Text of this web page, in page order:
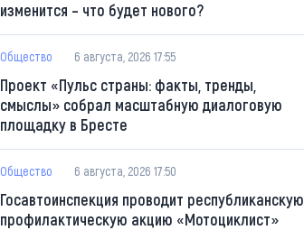
изменится – что будет нового?
Общество 6 августа, 2026 17:55
Проект «Пульс страны: факты, тренды,
смыслы» собрал масштабную диалоговую
площадку в Бресте
Общество 6 августа, 2026 17:50
Госавтоинспекция проводит республиканскую
профилактическую акцию «Мотоциклист»